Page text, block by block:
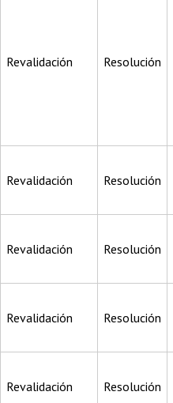
Revalidación Resolución
Revalidación Resolución
Revalidación Resolución
Revalidación Resolución
Revalidación Resolución